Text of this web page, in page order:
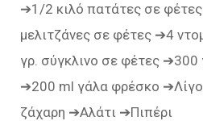
➔1/2 κιλό πατάτες σε
μελιτζάνες σε φέτες ➔4
γρ. σύγκλινο σε φέτες ➔300
➔200 ml γάλα φρέσκο
ζάχαρη ➔Αλάτι ➔Πιπέρι